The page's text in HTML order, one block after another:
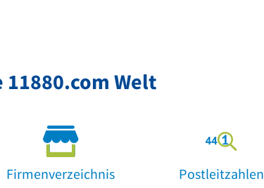
11880.com Welt
Firmenverzeichnis Postleitzahlen